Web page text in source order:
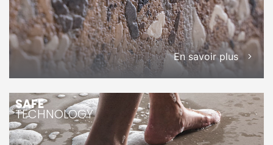
En savoir plus
SAFE
TECHNOLOGY